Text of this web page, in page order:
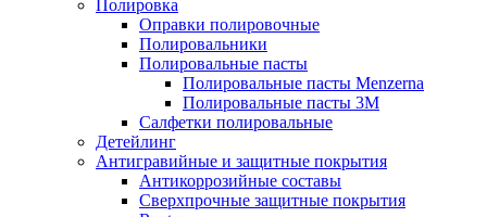
Полировка
Оправки полировочные
Полировальники
Полировальные пасты
Полировальные пасты Menzerna
Полировальные пасты 3M
Салфетки полировальные
Детейлинг
Антигравийные и защитные покрытия
Антикоррозийные составы
Сверхпрочные защитные покрытия